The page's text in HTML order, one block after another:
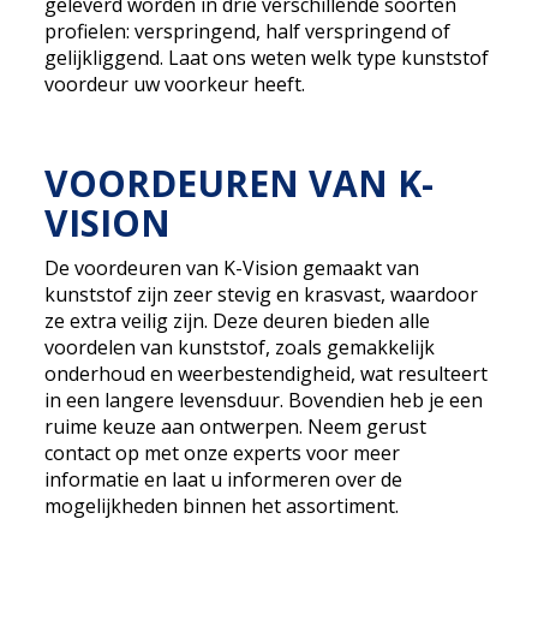
profielen: verspringend, half verspringend of
gelijkliggend. Laat ons weten welk type kunststof
voordeur uw voorkeur heeft.
VOORDEUREN VAN K-
VISION
De voordeuren van K-Vision gemaakt van
kunststof zijn zeer stevig en krasvast, waardoor
ze extra veilig zijn. Deze deuren bieden alle
voordelen van kunststof, zoals gemakkelijk
onderhoud en weerbestendigheid, wat resulteert
in een langere levensduur. Bovendien heb je een
ruime keuze aan ontwerpen. Neem gerust
contact op met onze experts voor meer
informatie en laat u informeren over de
mogelijkheden binnen het assortiment.